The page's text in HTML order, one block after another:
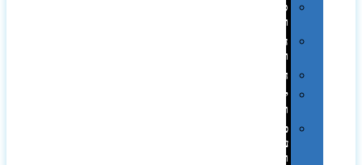
ספלים
וכוסות
הוקרה
ואומנות
חגים
יין
ומארזים
כלי
עבודה
ופנסים